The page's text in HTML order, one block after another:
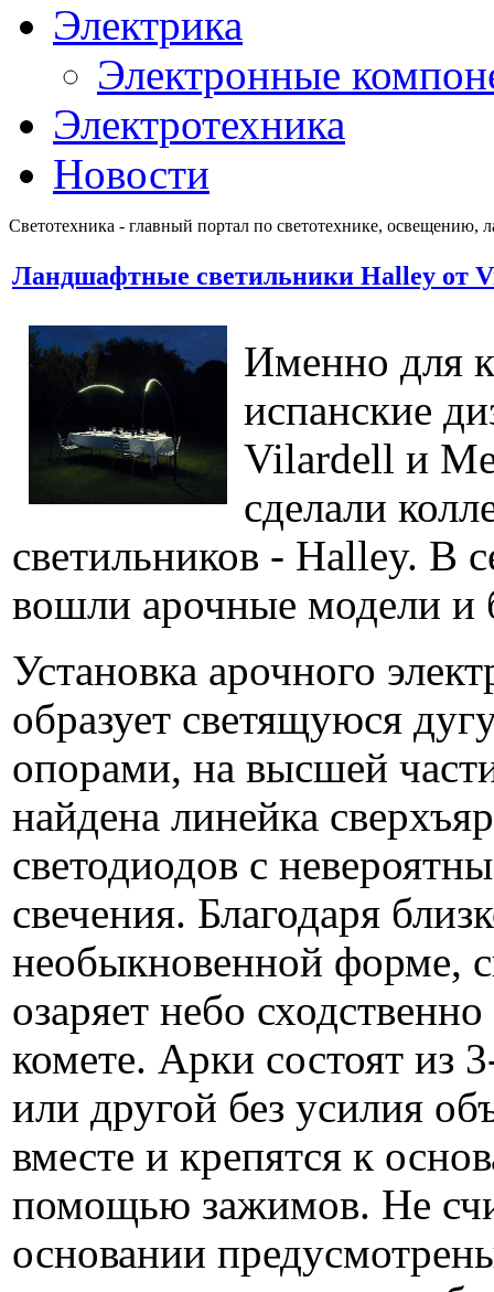
Электрика
Электронные
Электротехника
Новости
Светотехника - главный портал по светотехнике, освещению,
Ландшафтные светильники Halley от
Именно для
испанские
Vilardell и
сделали
светильников - Halley. В
вошли арочные модели и
Установка арочного
образует светящуюся
опорами, на высшей
найдена линейка
светодиодов с
свечения. Благодаря
необыкновенной форме,
озаряет небо
комете. Арки состоят из
или другой без усилия
вместе и крепятся к
помощью зажимов. Не
основании